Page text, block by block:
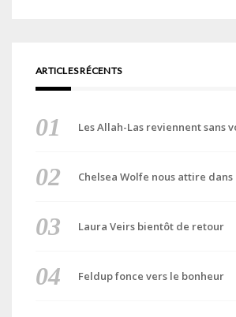
ARTICLES RÉCENTS
Les Allah-Las reviennent sans
Chelsea Wolfe nous attire dans
Laura Veirs bientôt de retour
Feldup fonce vers le bonheur